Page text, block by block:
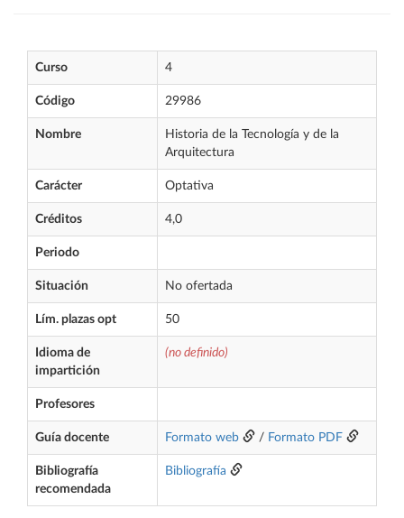
Curso 4
Código 29986
Nombre
Historia de la Tecnología y de la
Arquitectura
Carácter Optativa
Créditos 4,0
Periodo
Situación No ofertada
Lím. plazas opt 50
Idioma de
impartición
(no definido)
Profesores
Guía docente Formato web / Formato PDF
Bibliografía
recomendada
Bibliografía